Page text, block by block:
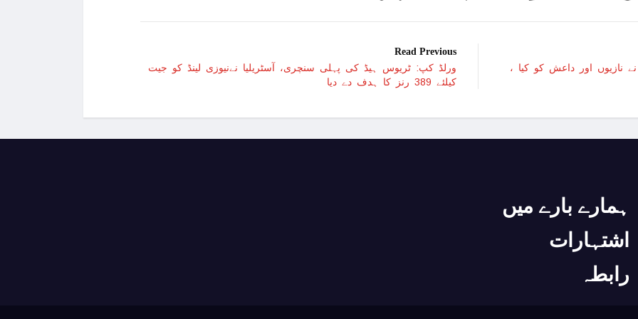
امریکی صدر نے دفاعی پالیسی بل پر دستخط کر دیئے
امریکا کا 2030 تک چاند پر ایک بار پھر انسانی مشن بھیجنے کا منصوبہ
اسرائیل کی حماس کو 35 قیدیوں کی رہائی کے بدلے 7 روزہ جنگ بندی کی پیشکش
غزہ؛ شہدا کی تعداد 20 ہزار ہوگئی، اقوام متحدہ کی قرارداد پر ووٹنگ پھرموخر
Read Previous
ورلڈ کپ: ٹریوس ہیڈ کی پہلی سنچری، آسٹریلیا نےنیوزی لینڈ کو جیت
کیلئے 389 رنز کا ہدف دے دیا
نازیوں اور داعش کو کیا ،
ہمارے بارے میں
اشتہارات
رابطہ